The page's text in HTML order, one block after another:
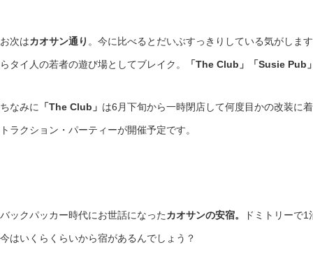
お次はカオサン通り 。今に比べるとだいぶすっきりしている気がしま
らタイ人の若者の遊び場としてブレイク。 「The Club」「Susie Pub
ちなみに 「The Club」 は6月下旬から一時閉店して何度目かの改装に
トラクション・パーティーが開催予定です。
バックパッカー時代にお世話になったカオサンの安宿。 ドミトリーで
今はいくらくらいから宿があるんでしょう？